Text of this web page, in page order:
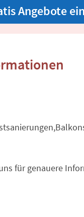
Angebote
für genauere